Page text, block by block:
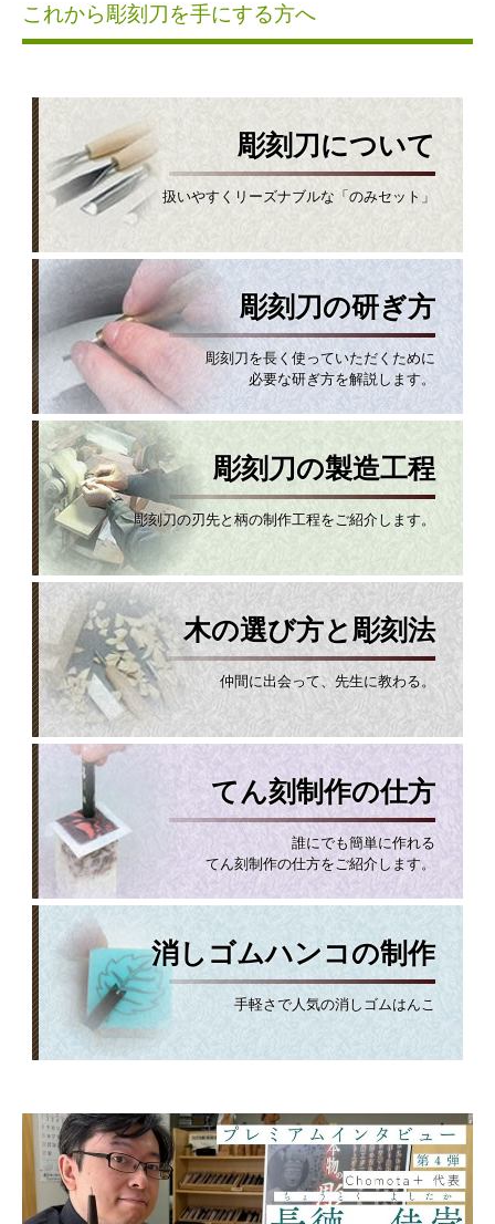
これから彫刻刀を手にする方へ
彫刻刀について
扱いやすくリーズナブルな「のみセット」
彫刻刀の研ぎ方
彫刻刀を長く使っていただくために
必要な研ぎ方を解説します。
彫刻刀の製造工程
彫刻刀の刃先と柄の制作工程をご紹介します。
木の選び方と彫刻法
仲間に出会って、先生に教わる。
てん刻制作の仕方
誰にでも簡単に作れる
てん刻制作の仕方をご紹介します。
消しゴムハンコの制作
手軽さで人気の消しゴムはんこ